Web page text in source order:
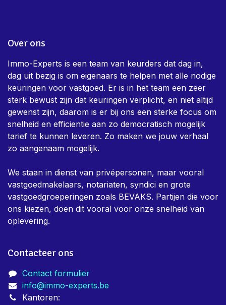
Over ons
Immo-Experts is een team van keurders dat dag in,
dag uit bezig is om eigenaars te helpen met alle nodige
keuringen voor vastgoed. Er is in het team een zeer
sterk bewust zijn dat keuringen verplicht, en niet altijd
gewenst zijn, daarom is er bij ons een sterke focus om
snelheid en efficientie aan zo democratisch mogelijk
tarief te kunnen leveren. Zo maken we jouw verhaal
zo aangenaam mogelijk.
We staan in dienst van privépersonen, maar vooral
vastgoedmakelaars, notariaten, syndici en grote
vastgoedgroeperingen zoals BEVAKS. Partijen die voor
ons kiezen, doen dit vooral voor onze snelheid van
oplevering.
Contacteer ons
Contact formulier
info@immo-experts.be
Kantoren: